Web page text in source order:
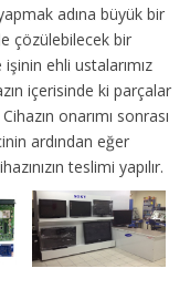
adına büyük bir
çözülebilecek bir
ehli ustalarımız
içerisinde ki parçalar
onarımı sonrası
ardından eğer
teslimi yapılır.